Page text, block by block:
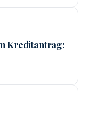
Kreditantrag: